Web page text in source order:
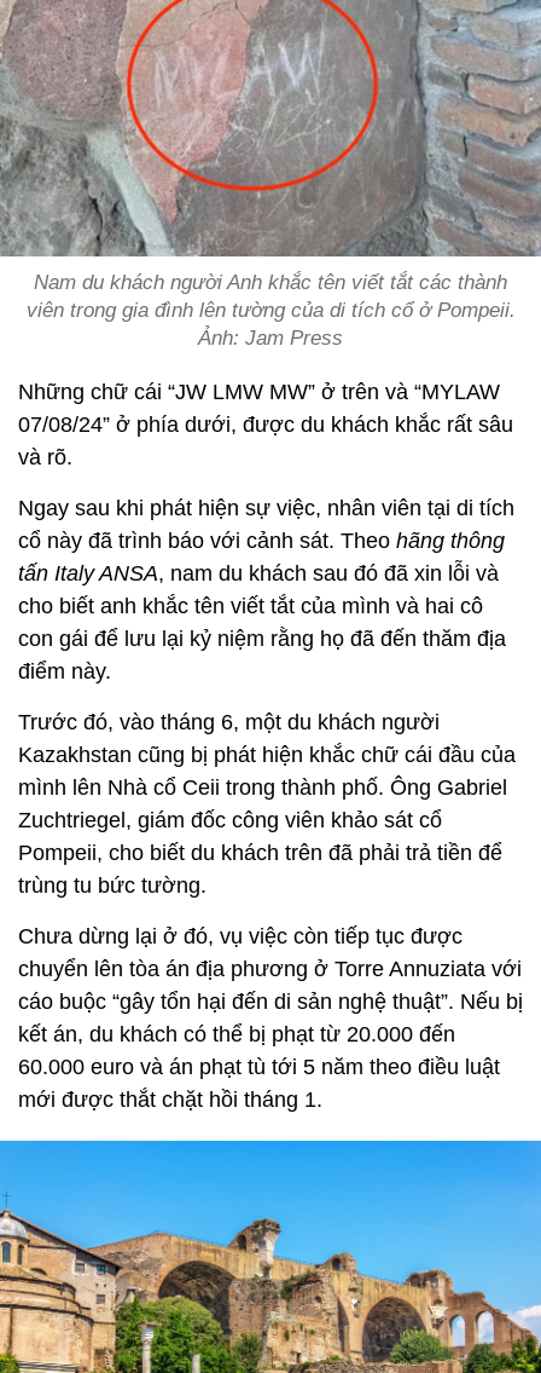
Nam du khách người Anh khắc tên viết tắt các thành
viên trong gia đình lên tường của di tích cổ ở Pompeii.
Ảnh: Jam Press
Những chữ cái “JW LMW MW” ở trên và “MYLAW
07/08/24” ở phía dưới, được du khách khắc rất sâu
và rõ.
Ngay sau khi phát hiện sự việc, nhân viên tại di tích
cổ này đã trình báo với cảnh sát. Theo hãng thông
tấn Italy ANSA, nam du khách sau đó đã xin lỗi và
cho biết anh khắc tên viết tắt của mình và hai cô
con gái để lưu lại kỷ niệm rằng họ đã đến thăm địa
điểm này.
Trước đó, vào tháng 6, một du khách người
Kazakhstan cũng bị phát hiện khắc chữ cái đầu của
mình lên Nhà cổ Ceii trong thành phố. Ông Gabriel
Zuchtriegel, giám đốc công viên khảo sát cổ
Pompeii, cho biết du khách trên đã phải trả tiền để
trùng tu bức tường.
Chưa dừng lại ở đó, vụ việc còn tiếp tục được
chuyển lên tòa án địa phương ở Torre Annuziata với
cáo buộc “gây tổn hại đến di sản nghệ thuật”. Nếu bị
kết án, du khách có thể bị phạt từ 20.000 đến
60.000 euro và án phạt tù tới 5 năm theo điều luật
mới được thắt chặt hồi tháng 1.